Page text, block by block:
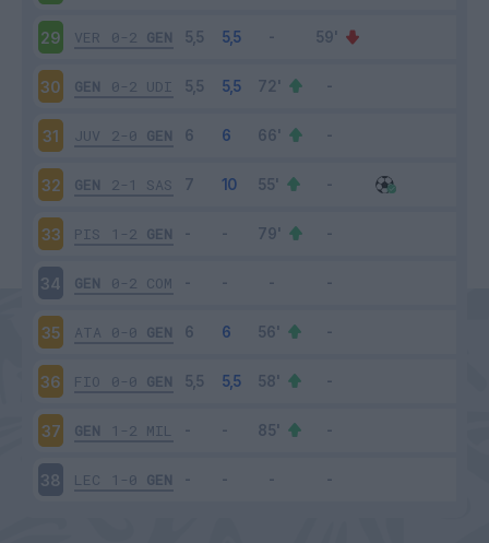
29 VER 0-2 GEN
30 GEN 0-2 UDI
31 JUV 2-0 GEN
32 GEN 2-1 SAS
33 PIS 1-2 GEN
34 GEN 0-2 COM
35 ATA 0-0 GEN
36 FIO 0-0 GEN
37 GEN 1-2 MIL
38 LEC 1-0 GEN